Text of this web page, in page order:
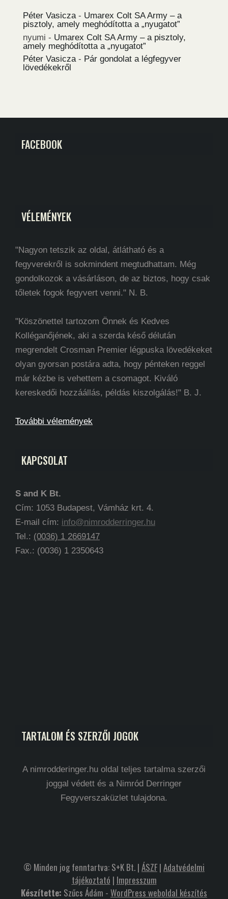
Péter Vasicza- Umarex Colt SA Army – a
pisztoly, amely meghódította a „nyugatot”
nyumi - Umarex Colt SA Army – a pisztoly,
amely meghódította a „nyugatot”
Péter Vasicza- Pár gondolat a légfegyver
lövedékekről
FACEBOOK
VÉLEMÉNYEK
"Nagyon tetszik az oldal, átlátható és a
fegyverekről is sokmindent megtudhattam. Még
gondolkozok a vásárláson, de az biztos, hogy csak
tőletek fogok fegyvert venni." N. B.
"Köszönettel tartozom Önnek és Kedves
Kolléganőjének, aki a szerda késő délután
megrendelt Crosman Premier légpuska lövedékeket
olyan gyorsan postára adta, hogy pénteken reggel
már kézbe is vehettem a csomagot. Kiváló
kereskedői hozzáállás, példás kiszolgálás!" B. J.
További vélemények
KAPCSOLAT
S and K Bt.
Cím: 1053 Budapest, Vámház krt. 4.
E-mail cím: info@nimrodderringer.hu
Tel.: (0036) 1 2669147
Fax.: (0036) 1 2350643
TARTALOM ÉS SZERZŐI JOGOK
A nimrodderinger.hu oldal teljes tartalma szerzői
joggal védett és a Nimród Derringer
Fegyverszaküzlet tulajdona.
© Minden jog fenntartva: S+K Bt. | ÁSZF| Adatvédelmi
tájékoztató | Impresszum
Készítette: Szűcs Ádám - WordPress weboldal készítés